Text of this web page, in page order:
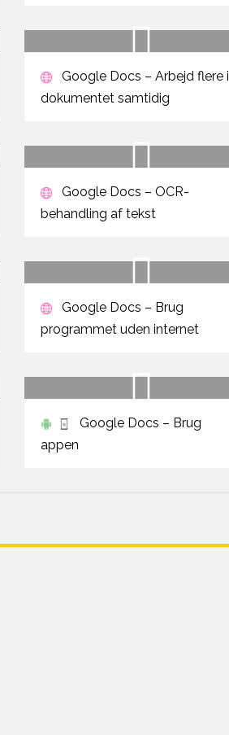
Google Docs – Arbejd flere i
dokumentet samtidig
Google Docs – OCR-
behandling af tekst
Google Docs – Brug
programmet uden internet
Google Docs – Brug
appen